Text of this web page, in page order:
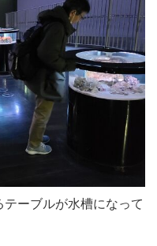
テーブルが水槽になって